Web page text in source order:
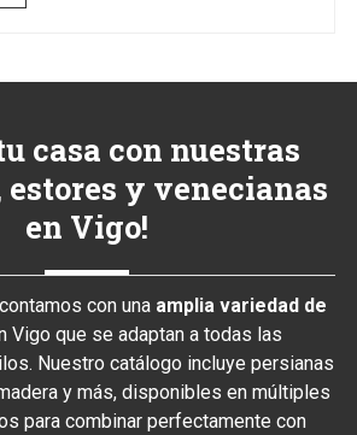
casa con nuestras
estores y venecianas
en Vigo!
con una amplia variedad de
Vigo que se adaptan a todas las
Nuestro catálogo incluye persianas
y más, disponibles en múltiples
para combinar perfectamente con